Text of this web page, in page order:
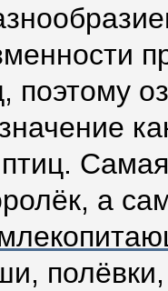
поэтому
а
полёвки,